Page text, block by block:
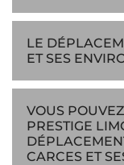
LE
ET SES
VOUS
PRESTIGE
CARCES ET